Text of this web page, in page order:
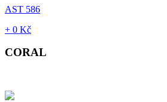
AST 586
+ 0 Kč
CORAL